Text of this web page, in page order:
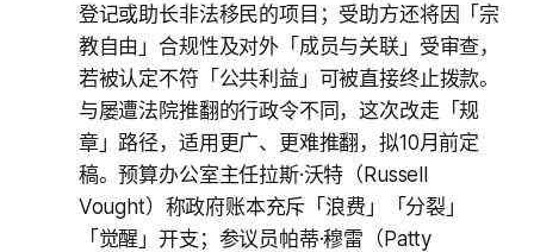
登记或助长非法移民的项目；受助方还将因「宗
教自由」合规性及对外「成员与关联」受审查，
若被认定不符「公共利益」可被直接终止拨款。
与屡遭法院推翻的行政令不同，这次改走「规
章」路径，适用更广、更难推翻，拟10月前定
稿。预算办公室主任拉斯·沃特（Russell
Vought）称政府账本充斥「浪费」「分裂」
「觉醒」开支；参议员帕蒂·穆雷（Patty